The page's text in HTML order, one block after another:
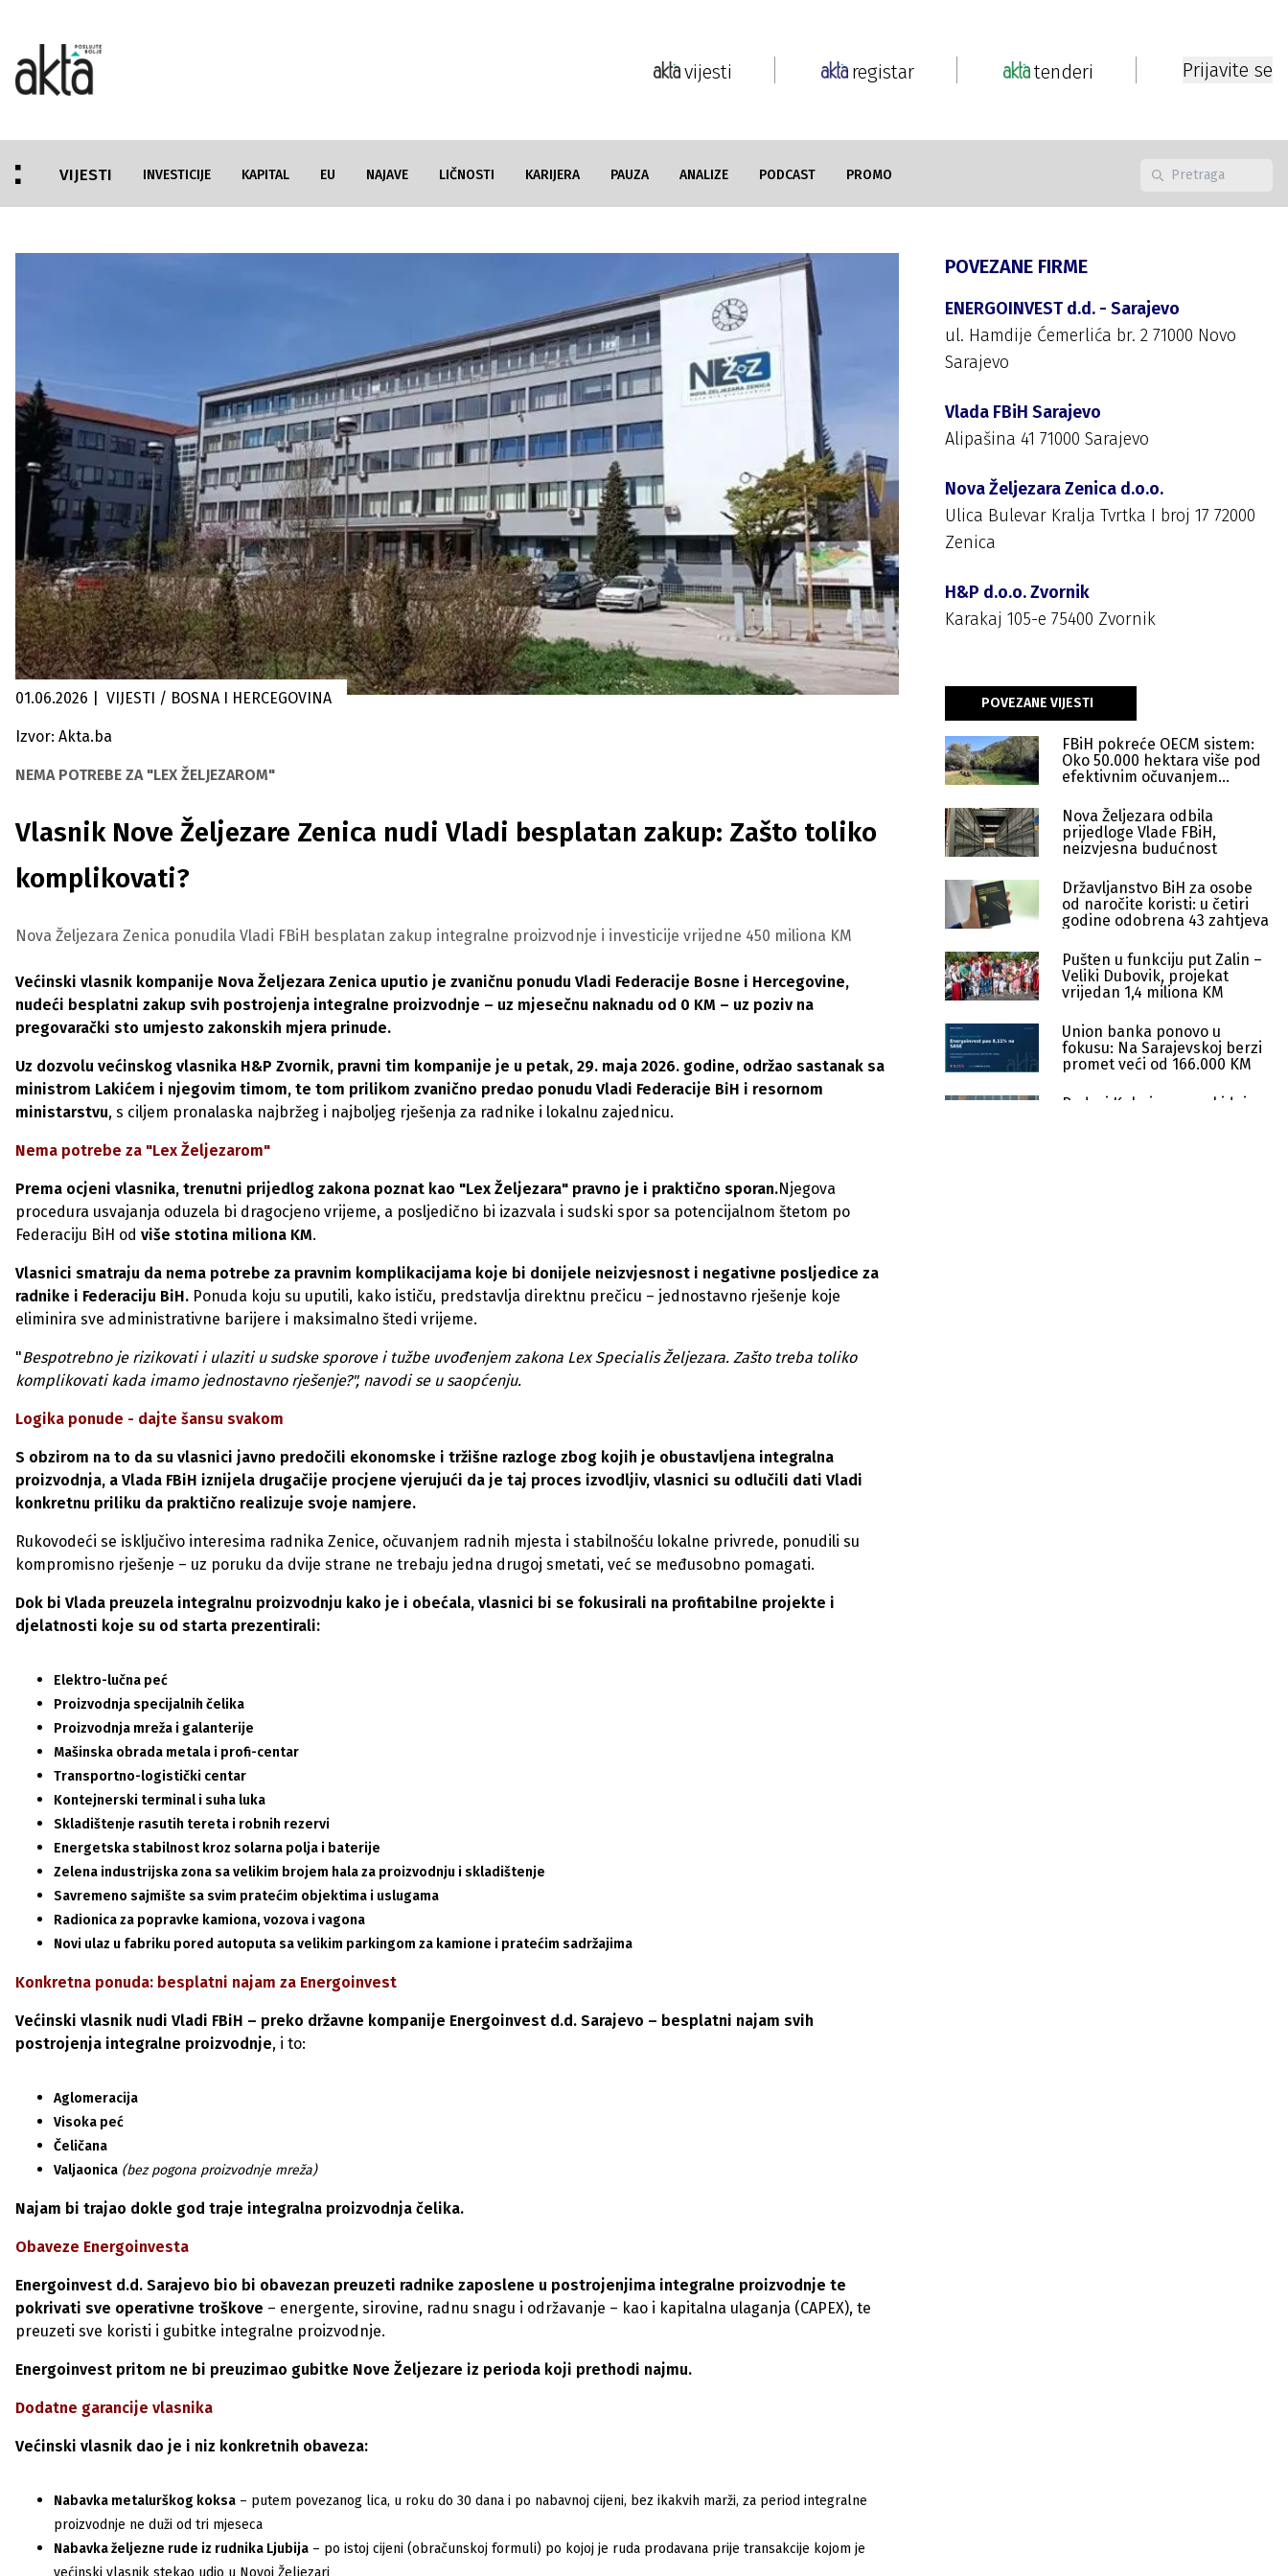
vijesti registar tenderi Prijavite se
VIJESTI INVESTICIJE KAPITAL EU NAJAVE LIČNOSTI KARIJERA PAUZA ANALIZE PODCAST PROMO
01.06.2026 VIJESTI / BOSNA I HERCEGOVINA
Izvor: Akta.ba
NEMA POTREBE ZA "LEX ŽELJEZAROM"
Vlasnik Nove Željezare Zenica nudi Vladi besplatan zakup: Zašto toliko
komplikovati?
Nova Željezara Zenica ponudila Vladi FBiH besplatan zakup integralne proizvodnje i investicije vrijedne 450 miliona KM
Većinski vlasnik kompanije Nova Željezara Zenica uputio je zvaničnu ponudu Vladi Federacije Bosne i Hercegovine,
nudeći besplatni zakup svih postrojenja integralne proizvodnje – uz mjesečnu naknadu od 0 KM – uz poziv na
pregovarački sto umjesto zakonskih mjera prinude.
Uz dozvolu većinskog vlasnika H&P Zvornik, pravni tim kompanije je u petak, 29. maja 2026. godine, održao sastanak sa
ministrom Lakićem i njegovim timom, te tom prilikom zvanično predao ponudu Vladi Federacije BiH i resornom
ministarstvu, s ciljem pronalaska najbržeg i najboljeg rješenja za radnike i lokalnu zajednicu.
Nema potrebe za "Lex Željezarom"
Prema ocjeni vlasnika, trenutni prijedlog zakona poznat kao "Lex Željezara" pravno je i praktično sporan.Njegova
procedura usvajanja oduzela bi dragocjeno vrijeme, a posljedično bi izazvala i sudski spor sa potencijalnom štetom po
Federaciju BiH od više stotina miliona KM.
Vlasnici smatraju da nema potrebe za pravnim komplikacijama koje bi donijele neizvjesnost i negativne posljedice za
radnike i Federaciju BiH. Ponuda koju su uputili, kako ističu, predstavlja direktnu prečicu – jednostavno rješenje koje
eliminira sve administrativne barijere i maksimalno štedi vrijeme.
"Bespotrebno je rizikovati i ulaziti u sudske sporove i tužbe uvođenjem zakona Lex Specialis Željezara. Zašto treba toliko
komplikovati kada imamo jednostavno rješenje?", navodi se u saopćenju.
Logika ponude - dajte šansu svakom
S obzirom na to da su vlasnici javno predočili ekonomske i tržišne razloge zbog kojih je obustavljena integralna
proizvodnja, a Vlada FBiH iznijela drugačije procjene vjerujući da je taj proces izvodljiv, vlasnici su odlučili dati Vladi
konkretnu priliku da praktično realizuje svoje namjere.
Rukovodeći se isključivo interesima radnika Zenice, očuvanjem radnih mjesta i stabilnošću lokalne privrede, ponudili su
kompromisno rješenje – uz poruku da dvije strane ne trebaju jedna drugoj smetati, već se međusobno pomagati.
Dok bi Vlada preuzela integralnu proizvodnju kako je i obećala, vlasnici bi se fokusirali na profitabilne projekte i
djelatnosti koje su od starta prezentirali:
Elektro-lučna peć
Proizvodnja specijalnih čelika
Proizvodnja mreža i galanterije
Mašinska obrada metala i profi-centar
Transportno-logistički centar
Kontejnerski terminal i suha luka
Skladištenje rasutih tereta i robnih rezervi
Energetska stabilnost kroz solarna polja i baterije
Zelena industrijska zona sa velikim brojem hala za proizvodnju i skladištenje
Savremeno sajmište sa svim pratećim objektima i uslugama
Radionica za popravke kamiona, vozova i vagona
Novi ulaz u fabriku pored autoputa sa velikim parkingom za kamione i pratećim sadržajima
Konkretna ponuda: besplatni najam za Energoinvest
Većinski vlasnik nudi Vladi FBiH – preko državne kompanije Energoinvest d.d. Sarajevo – besplatni najam svih
postrojenja integralne proizvodnje, i to:
Aglomeracija
Visoka peć
Čeličana
Valjaonica (bez pogona proizvodnje mreža)
Najam bi trajao dokle god traje integralna proizvodnja čelika.
Obaveze Energoinvesta
Energoinvest d.d. Sarajevo bio bi obavezan preuzeti radnike zaposlene u postrojenjima integralne proizvodnje te
pokrivati sve operativne troškove – energente, sirovine, radnu snagu i održavanje – kao i kapitalna ulaganja (CAPEX), te
preuzeti sve koristi i gubitke integralne proizvodnje.
Energoinvest pritom ne bi preuzimao gubitke Nove Željezare iz perioda koji prethodi najmu.
Dodatne garancije vlasnika
Većinski vlasnik dao je i niz konkretnih obaveza:
Nabavka metalurškog koksa – putem povezanog lica, u roku do 30 dana i po nabavnoj cijeni, bez ikakvih marži, za period integralne
proizvodnje ne duži od tri mjeseca
Nabavka željezne rude iz rudnika Ljubija – po istoj cijeni (obračunskoj formuli) po kojoj je ruda prodavana prije transakcije kojom je
većinski vlasnik stekao udio u Novoj Željezari
POVEZANE FIRME
ENERGOINVEST d.d. - Sarajevo
ul. Hamdije Ćemerlića br. 2 71000 Novo
Sarajevo
Vlada FBiH Sarajevo
Alipašina 41 71000 Sarajevo
Nova Željezara Zenica d.o.o.
Ulica Bulevar Kralja Tvrtka I broj 17 72000
Zenica
H&P d.o.o. Zvornik
Karakaj 105-e 75400 Zvornik
POVEZANE VIJESTI
FBiH pokreće OECM sistem:
Oko 50.000 hektara više pod
efektivnim očuvanjem
Nova Željezara odbila
prijedloge Vlade FBiH,
neizvjesna budućnost
Državljanstvo BiH za osobe
od naročite koristi: u četiri
godine odobrena 43 zahtjeva
Pušten u funkciju put Zalin –
Veliki Dubovik, projekat
vrijedan 1,4 miliona KM
Union banka ponovo u
fokusu: Na Sarajevskoj berzi
promet veći od 166.000 KM
Rudari Kaknja ne prekidaju